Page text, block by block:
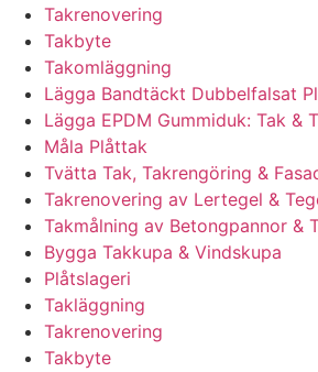
Takrenovering
Takbyte
Takomläggning
Lägga Bandtäckt Dubbelfalsat
Lägga EPDM Gummiduk: Tak &
Måla Plåttak
Tvätta Tak, Takrengöring &
Takrenovering av Lertegel &
Takmålning av Betongpannor &
Bygga Takkupa & Vindskupa
Plåtslageri
Takläggning
Takrenovering
Takbyte